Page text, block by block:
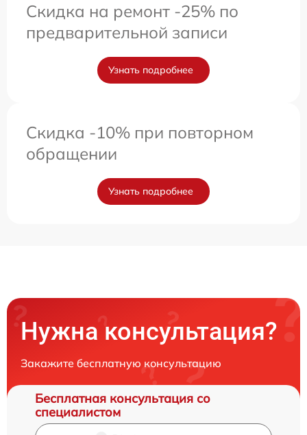
Скидка на ремонт -25% по
предварительной записи
Узнать подробнее
Скидка -10% при повторном
обращении
Узнать подробнее
Нужна консультация?
Закажите бесплатную консультацию
Бесплатная консультация со
специалистом